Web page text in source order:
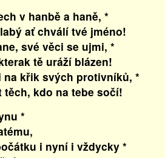
v hanbě a haně, *
ať chválí tvé jméno!
své věci se ujmi, *
tě uráží blázen!
na křik svých protivníků, *
kdo na tebe sočí!
*
i nyní i vždycky *